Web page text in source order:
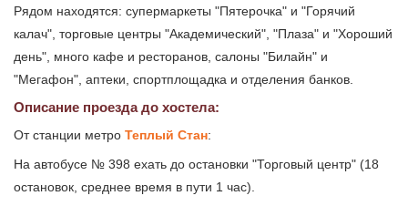
Рядом находятся: супермаркеты "Пятерочка" и "Горячий
калач", торговые центры "Академический", "Плаза" и "Хороший
день", много кафе и ресторанов, салоны "Билайн" и
"Мегафон", аптеки, спортплощадка и отделения банков.
Описание проезда до хостела:
От станции метро Теплый Стан:
На автобусе № 398 ехать до остановки "Торговый центр" (18
остановок, среднее время в пути 1 час).